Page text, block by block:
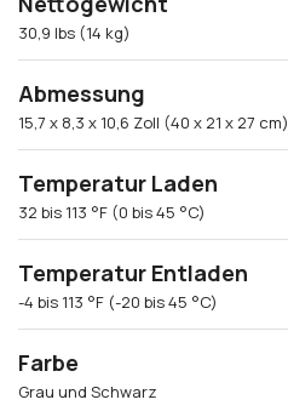
30,9 lbs (14 kg)
Abmessung
15,7 x 8,3 x 10,6 Zoll (40 x 21 x 27 cm)
Temperatur Laden
32 bis 113 °F (0 bis 45 °C)
Temperatur Entladen
-4 bis 113 °F (-20 bis 45 °C)
Farbe
Grau und Schwarz